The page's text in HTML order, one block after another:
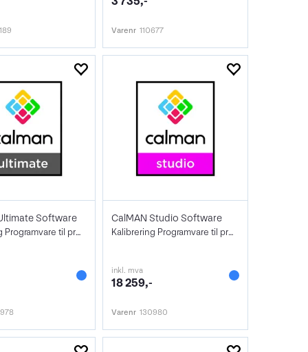
Varenr 110677
Software
Kalibrering Programvare til prober
CalMAN Studio Software
Kalibrering Programvare til prober
inkl. mva
18 259,-
Varenr 130980